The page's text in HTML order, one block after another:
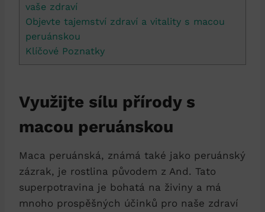
vaše zdraví
Objevte tajemství zdraví a vitality s macou
peruánskou
Klíčové Poznatky
Využijte sílu přírody s
macou peruánskou
Maca peruánská, známá také jako peruánský
zázrak, je rostlina původem z And. Tato
superpotravina je bohatá na živiny a má
mnoho prospěšných účinků pro naše zdraví